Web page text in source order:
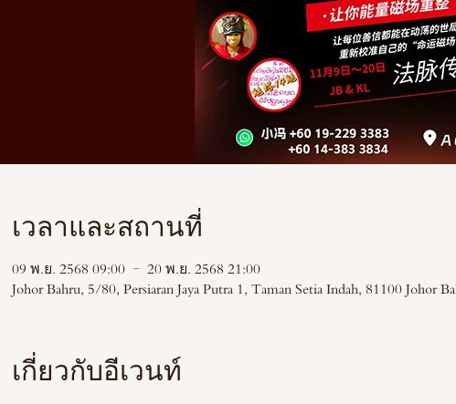
เวลาและสถานที่
09 พ.ย. 2568 09:00 – 20 พ.ย. 2568 21:00
Johor Bahru, 5/80, Persiaran Jaya Putra 1, Taman Setia Indah, 81100 Johor
เกี่ยวกับอีเวนท์